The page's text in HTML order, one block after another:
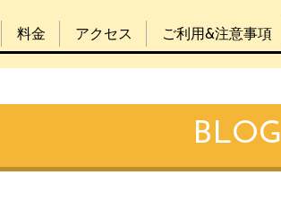
料金 アクセス ご利用&注意事項
BLOG